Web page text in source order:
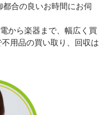
合の良いお時間にお伺
から楽器まで、幅広く買
用品の買い取り、回収は